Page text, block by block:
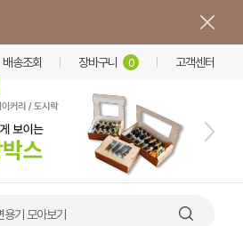
배송조회 장바구니 0 고객센터
용기 모아보기